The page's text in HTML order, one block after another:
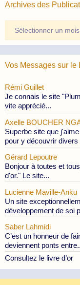
Archives des
des
Publications
Vos Messages sur le
Rémi Guillet
Je connais le site
vite apprécié...
Axelle BOUCHER
Superbe site que
pour y découvrir
Gérard Lepoutre
Bonjour à toutes et
d'or." Le site...
Lucienne Maville-Anku
Un site
développement de soi
Saber Lahmidi
C’est un honneur de
deviennent ponts
Consultez le livre d’or